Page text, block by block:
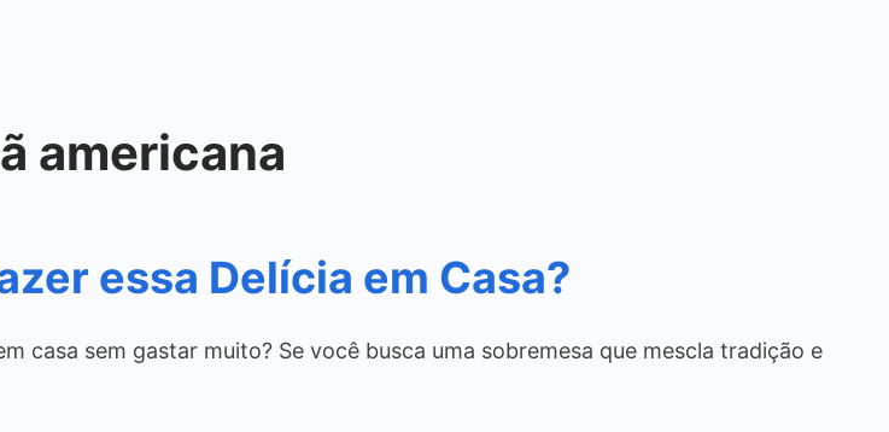
americana
essa Delícia em Casa?
casa sem gastar muito? Se você busca uma sobremesa que mescla tradição e